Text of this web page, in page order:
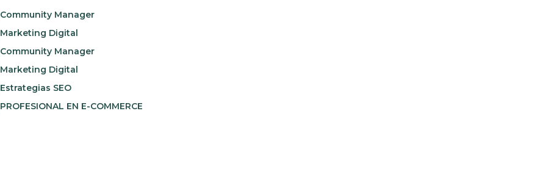
Community Manager
Marketing Digital
Community Manager
Marketing Digital
Estrategias SEO
PROFESIONAL EN E-COMMERCE